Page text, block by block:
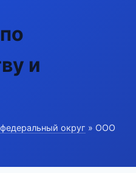
и
округ » ООО